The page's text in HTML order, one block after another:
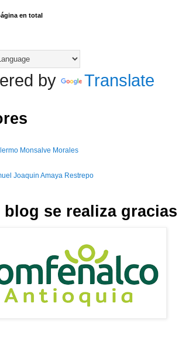
en total
by Translate
Monsalve Morales
Joaquin Amaya Restrepo
blog se realiza